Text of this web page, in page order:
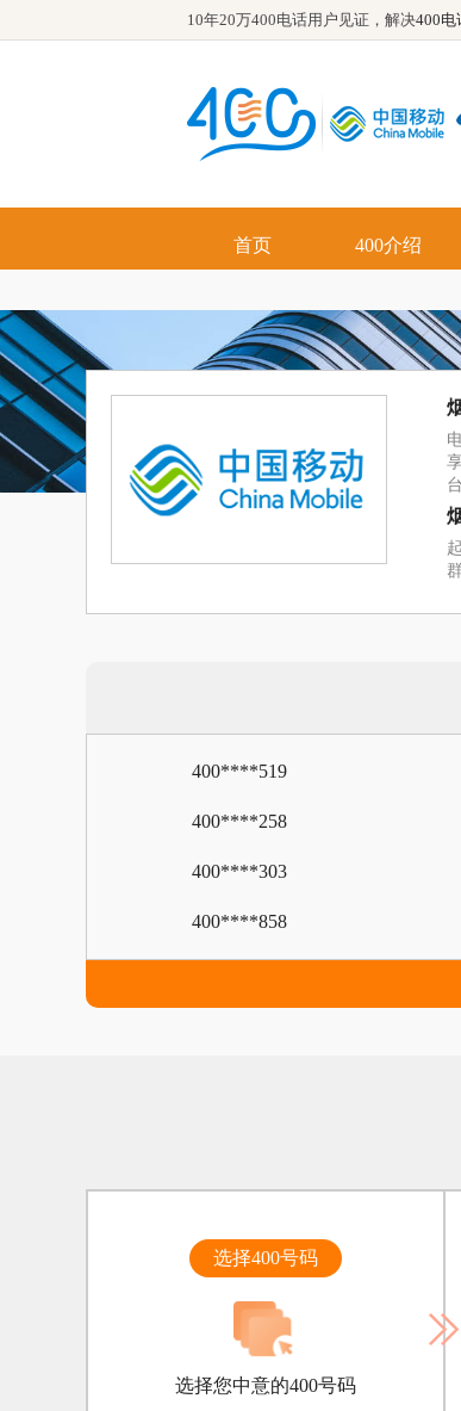
10年20万400电话用户见证，解决400电
首页 400介绍
功能
400****519
400****258
400****303
400****858
选择400号码
选择您中意的400号码